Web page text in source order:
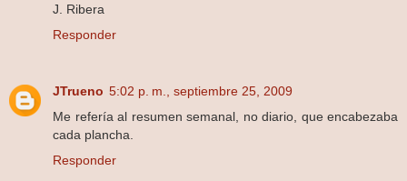
J. Ribera
Responder
JTrueno 5:02 p. m., septiembre 25, 2009
Me refería al resumen semanal, no diario, que encabezaba
cada plancha.
Responder